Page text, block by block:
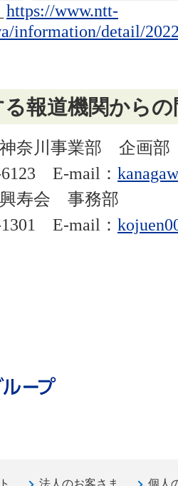
https://www.ntt-
information/detail/
報道機関から
奈川事業部 企画
6123 E-mail：
寿会 事務部
E-mail：
法人のお客さま 個人